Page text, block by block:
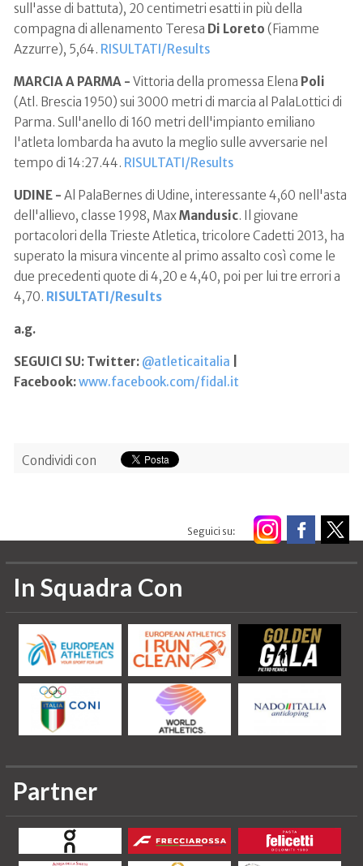
sull'asse di battuta), 20 centimetri esatti in più della
compagna di allenamento Teresa Di Loreto (Fiamme
Azzurre), 5,64. RISULTATI/Results
MARCIA A PARMA - Vittoria della promessa Elena Poli
(Atl. Brescia 1950) sui 3000 metri di marcia al PalaLottici di
Parma. Sull'anello di 160 metri dell'impianto emiliano
l'atleta lombarda ha avuto la meglio sulle avversarie nel
tempo di 14:27.44. RISULTATI/Results
UDINE - Al PalaBernes di Udine, interessante 4,60 nell'asta
dell'allievo, classe 1998, MaxMandusic. Il giovane
portacolori della Trieste Atletica, tricolore Cadetti 2013, ha
superato la misura vincente al primo assalto così come le
due precedenti quote di 4,20 e 4,40, poi per lui tre errori a
4,70. RISULTATI/Results
a.g.
SEGUICI SU: Twitter: @atleticaitalia
Facebook:www.facebook.com/fidal.it
Condividi con
Seguici su:
In Squadra Con
Partner